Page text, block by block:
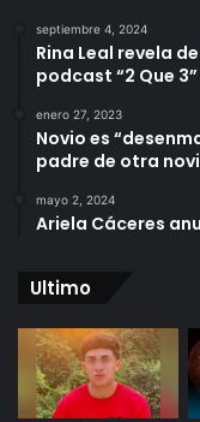
septiembre 4, 2024
Rina Leal revela
podcast “2 Que 3”
enero 27, 2023
Novio es
padre de otra
mayo 2, 2024
Ariela Cáceres
Ultimo